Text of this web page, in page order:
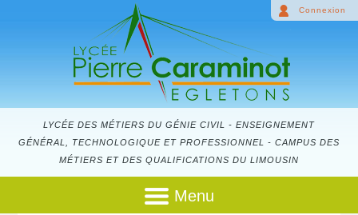
LYCÉE DES MÉTIERS DU GÉNIE CIVIL - ENSEIGNEMENT
GÉNÉRAL, TECHNOLOGIQUE ET PROFESSIONNEL - CAMPUS DES
MÉTIERS ET DES QUALIFICATIONS DU LIMOUSIN
Connexion
Menu